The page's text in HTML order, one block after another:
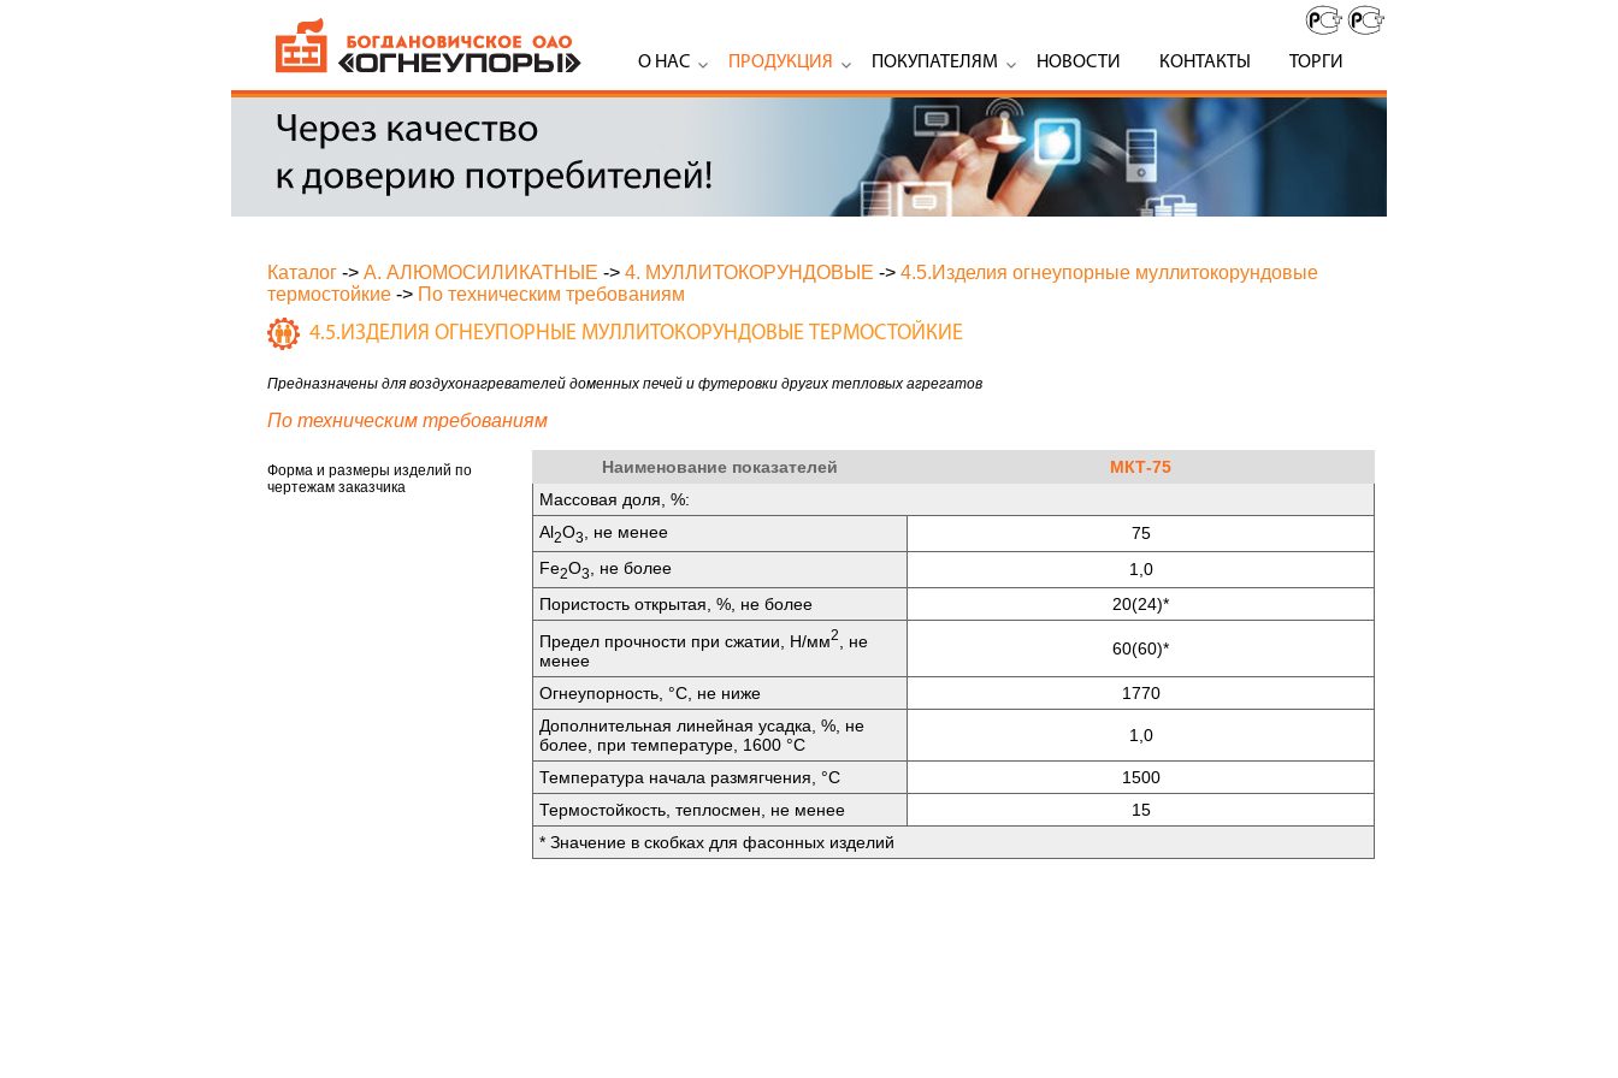
О НАС ПРОДУКЦИЯ ПОКУПАТЕЛЯМ НОВОСТИ КОНТАКТЫ ТОРГИ
Каталог -> А. АЛЮМОСИЛИКАТНЫЕ -> 4. МУЛЛИТОКОРУНДОВЫЕ -> 4.5.Изделия огнеупорные муллитокорундовые
термостойкие -> По техническим требованиям
4.5.ИЗДЕЛИЯ ОГНЕУПОРНЫЕ МУЛЛИТОКОРУНДОВЫЕ ТЕРМОСТОЙКИЕ
Предназначены для воздухонагревателей доменных печей и футеровки других тепловых агрегатов
По техническим требованиям
Форма и размеры изделий по
чертежам заказчика
Наименование показателей
МКТ-75
Массовая доля, %:
Аl2O3 , не менее
75
Fе2O3 , не более
1,0
Пористость открытая, %, не более
20(24)*
Предел прочности при сжатии, Н/мм2
, не
менее
60(60)*
Огнеупорность, °C, не ниже
1770
Дополнительная линейная усадка, %, не
более, при температуре, 1600 °C
1,0
Температура начала размягчения, °C
1500
Термостойкость, теплосмен, не менее
15
* Значение в скобках для фасонных изделий